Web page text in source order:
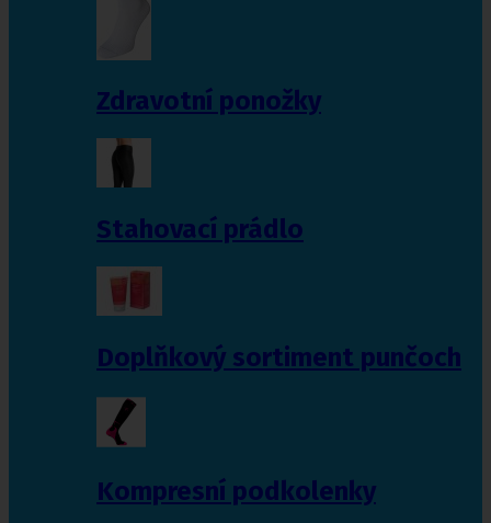
Zdravotní ponožky
Stahovací prádlo
Doplňkový sortiment punčoch
Kompresní podkolenky